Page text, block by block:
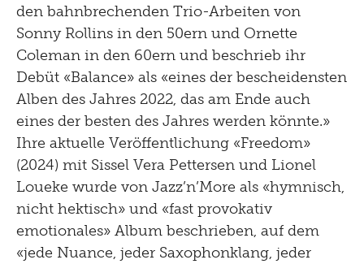
den bahnbrechenden Trio-Arbeiten von
Sonny Rollins in den 50ern und Ornette
Coleman in den 60ern und beschrieb ihr
Debüt «Balance» als «eines der bescheidensten
Alben des Jahres 2022, das am Ende auch
eines der besten des Jahres werden könnte.»
Ihre aktuelle Veröffentlichung «Freedom»
(2024) mit Sissel Vera Pettersen und Lionel
Loueke wurde von Jazz’n’More als «hymnisch,
nicht hektisch» und «fast provokativ
emotionales» Album beschrieben, auf dem
«jede Nuance, jeder Saxophonklang, jeder